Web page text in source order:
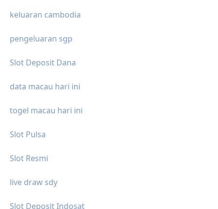
keluaran cambodia
pengeluaran sgp
Slot Deposit Dana
data macau hari ini
togel macau hari ini
Slot Pulsa
Slot Resmi
live draw sdy
Slot Deposit Indosat